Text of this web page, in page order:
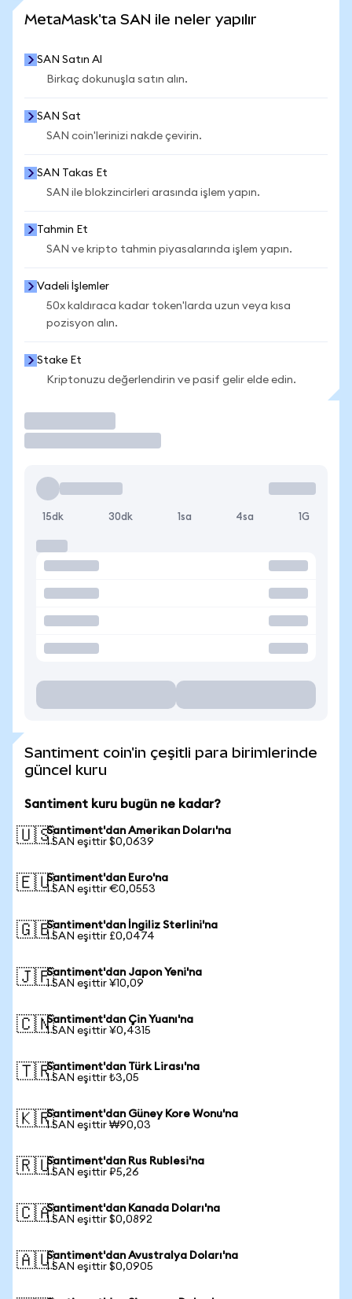
MetaMask'ta SAN ile neler yapılır
SAN Satın Al
Birkaç dokunuşla satın alın.
SAN Sat
SAN coin'lerinizi nakde çevirin.
SAN Takas Et
SAN ile blokzincirleri arasında işlem yapın.
Tahmin Et
SAN ve kripto tahmin piyasalarında işlem yapın.
Vadeli İşlemler
50x kaldıraca kadar token'larda uzun veya kısa
pozisyon alın.
Stake Et
Kriptonuzu değerlendirin ve pasif gelir elde edin.
15dk 30dk 1sa 4sa 1G
Santiment coin'in çeşitli para birimlerinde
güncel kuru
Santiment kuru bugün ne kadar?
🇺🇸Santiment'dan Amerikan Doları'na
1 SAN eşittir $0,0639
🇪🇺Santiment'dan Euro'na
1 SAN eşittir €0,0553
🇬🇧Santiment'dan İngiliz Sterlini'na
1 SAN eşittir £0,0474
🇯🇵Santiment'dan Japon Yeni'na
1 SAN eşittir ¥10,09
🇨🇳Santiment'dan Çin Yuanı'na
1 SAN eşittir ¥0,4315
🇹🇷Santiment'dan Türk Lirası'na
1 SAN eşittir ₺3,05
🇰🇷Santiment'dan Güney Kore Wonu'na
1 SAN eşittir ₩90,03
🇷🇺Santiment'dan Rus Rublesi'na
1 SAN eşittir ₽5,26
🇨🇦Santiment'dan Kanada Doları'na
1 SAN eşittir $0,0892
🇦🇺Santiment'dan Avustralya Doları'na
1 SAN eşittir $0,0905